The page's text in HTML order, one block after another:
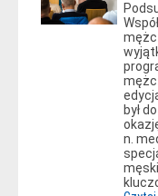
był
n.